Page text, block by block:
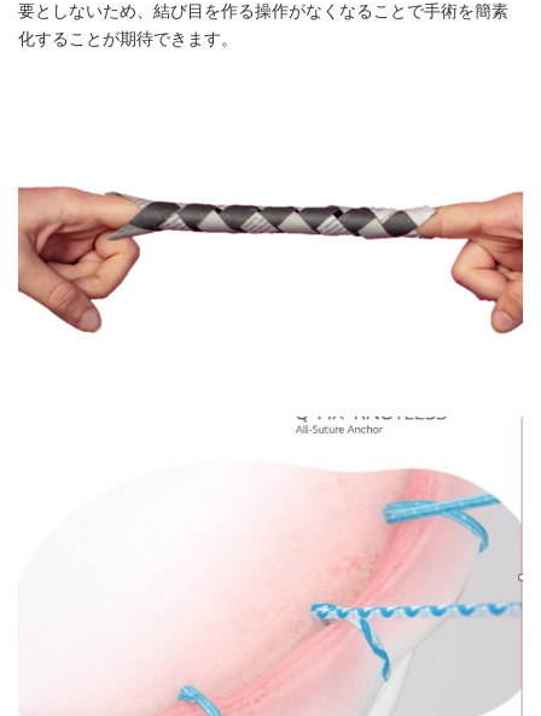
要としないため、結び目を作る操作がなくなることで手術を簡素
化することが期待できます。